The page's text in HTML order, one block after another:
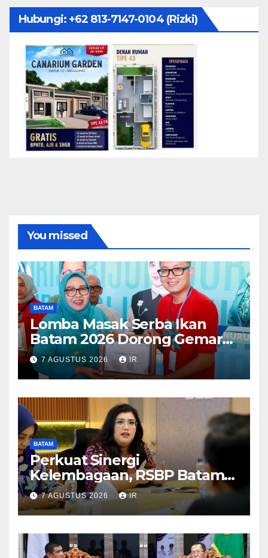
Hubungi: ‪+62 813-7147-0104‬ (Rizki)
You missed
BATAM
Lomba Masak Serba Ikan
Batam 2026 Dorong Gemar
Makan Ikan
7 AGUSTUS 2026 IR
BATAM
Perkuat Sinergi
Kelembagaan, RSBP Batam
dan BPOM Pastikan
Pelayanan dan Ketersediaan
Obat Aman
7 AGUSTUS 2026 IR